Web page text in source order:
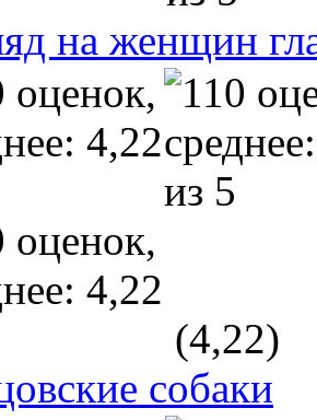
на женщин
(4,22)
собаки